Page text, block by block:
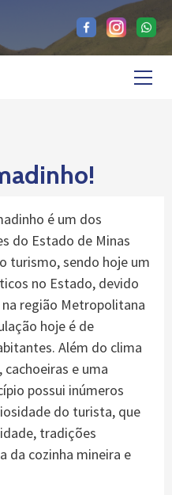
é um dos
do Estado de Minas
turismo, sendo hoje um
no Estado, devido
região Metropolitana
hoje é de
Além do clima
e uma
possui inúmeros
do turista, que
tradições
da cozinha mineira e